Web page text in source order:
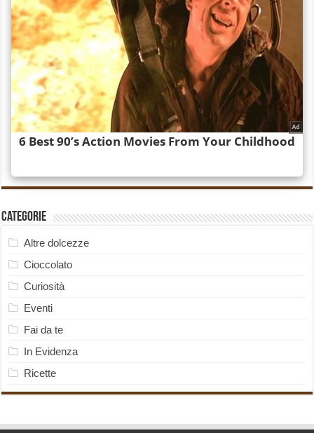
Categorie
Altre dolcezze
Cioccolato
Curiosità
Eventi
Fai da te
In Evidenza
Ricette